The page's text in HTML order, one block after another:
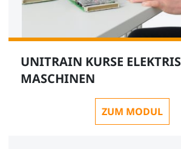
UNITRAIN KURSE
MASCHINEN
ZUM MODUL